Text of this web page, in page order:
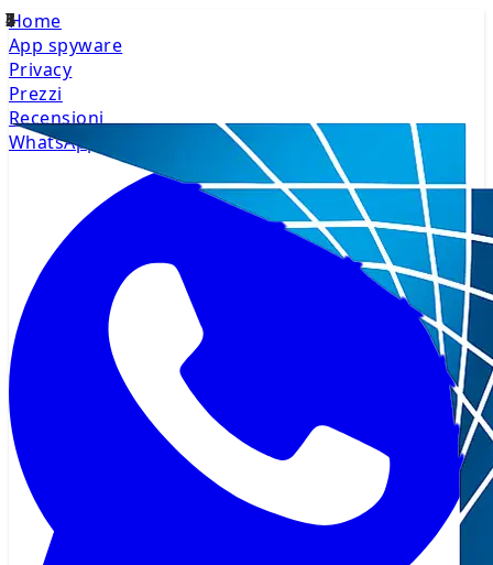
Home
App spyware
Privacy
Prezzi
Recensioni
WhatsApp